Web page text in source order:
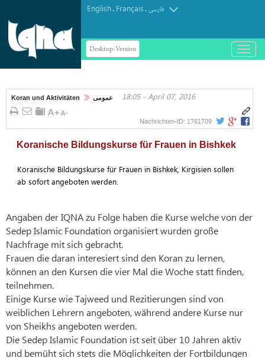
English. Français.فارسی
Desktop-Version
باز
و
کردن
Koran und Aktivitäten عمومی 18:05 - April 07, 2016
Nachrichten-ID: 1761709
Koranische Bildungskurse für Frauen in Bishkek
Koranische Bildungskurse für Frauen in Bishkek, Kirgisien sollen
ab sofort angeboten werden.
Angaben der IQNA zu Folge haben die Kurse welche von der
Sedep Islamic Foundation organisiert wurden große
Nachfrage mit sich gebracht.
Frauen die daran interesiert sind den Koran zu lernen,
können an den Kursen die vier Mal die Woche statt finden,
teilnehmen.
Einige Kurse wie Tajweed und Rezitierungen sind von
weiblichen Lehrern angeboten, während andere Kurse nur
von Sheikhs angeboten werden.
Die Sedep Islamic Foundation ist seit über 10 Jahren aktiv
und bemüht sich stets die Möglichkeiten der Fortbildungen